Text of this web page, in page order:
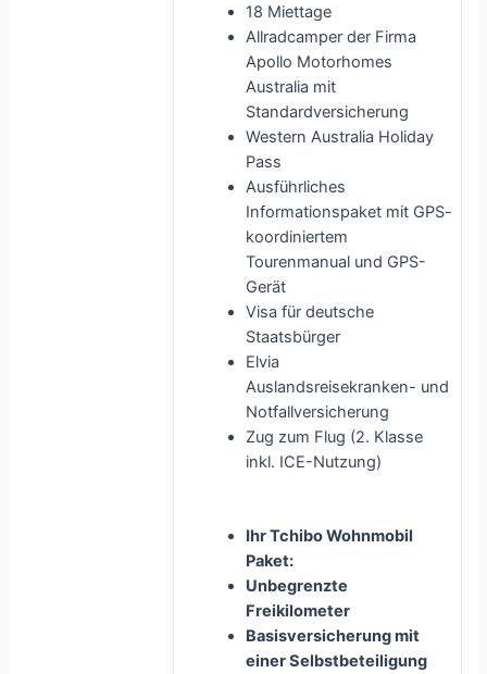
18 Miettage
Allradcamper der Firma
Apollo Motorhomes
Australia mit
Standardversicherung
Western Australia Holiday
Pass
Ausführliches
Informationspaket mit GPS-
koordiniertem
Tourenmanual und GPS-
Gerät
Visa für deutsche
Staatsbürger
Elvia
Auslandsreisekranken- und
Notfallversicherung
Zug zum Flug (2. Klasse
inkl. ICE-Nutzung)
Ihr Tchibo Wohnmobil
Paket:
Unbegrenzte
Freikilometer
Basisversicherung mit
einer Selbstbeteiligung